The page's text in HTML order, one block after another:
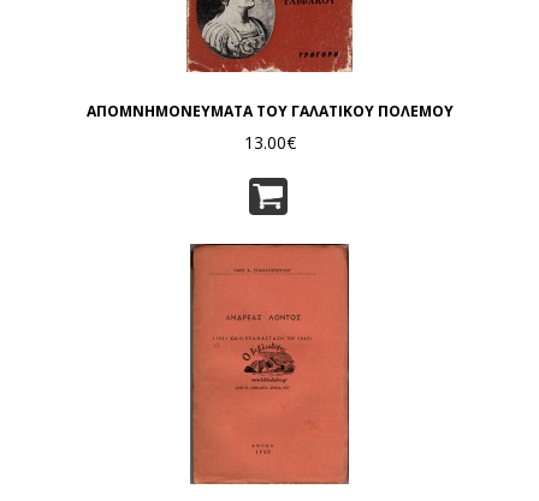
ΑΠΟΜΝΗΜΟΝΕΥΜΑΤΑ ΤΟΥ ΓΑΛΑΤΙΚΟΥ ΠΟΛΕΜΟΥ
13.00€